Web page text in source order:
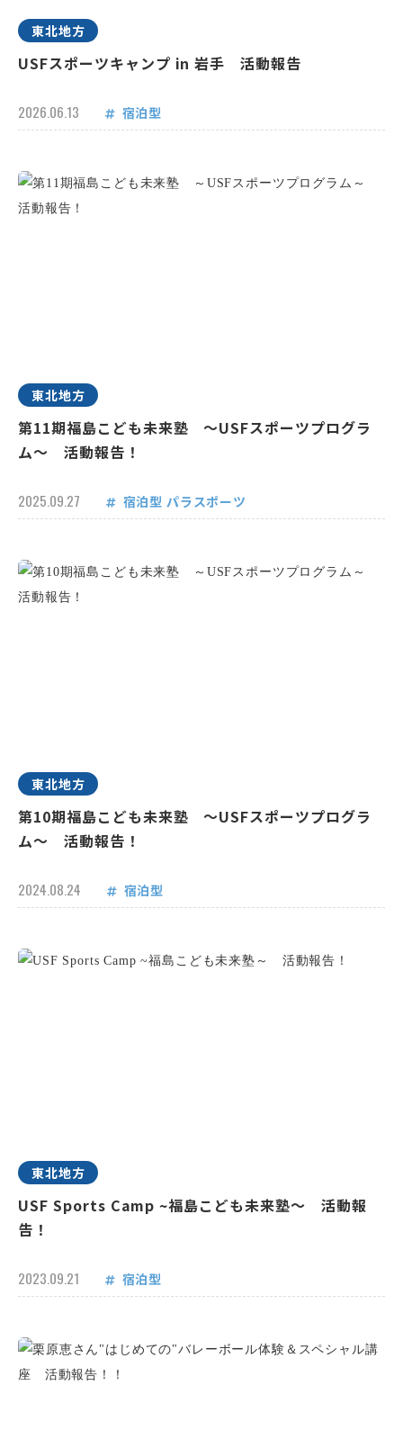
東北地方
USFスポーツキャンプ in 岩手 活動報告
2026.06.13 宿泊型
東北地方
第11期福島こども未来塾 ～USFスポーツプログラ
ム～ 活動報告！
2025.09.27 宿泊型 パラスポーツ
東北地方
第10期福島こども未来塾 ～USFスポーツプログラ
ム～ 活動報告！
2024.08.24 宿泊型
東北地方
USF Sports Camp ~福島こども未来塾～ 活動報
告！
2023.09.21 宿泊型